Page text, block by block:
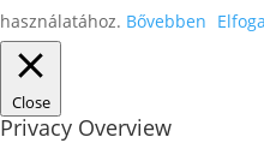
használatához. Bővebben
Close
Privacy Overview